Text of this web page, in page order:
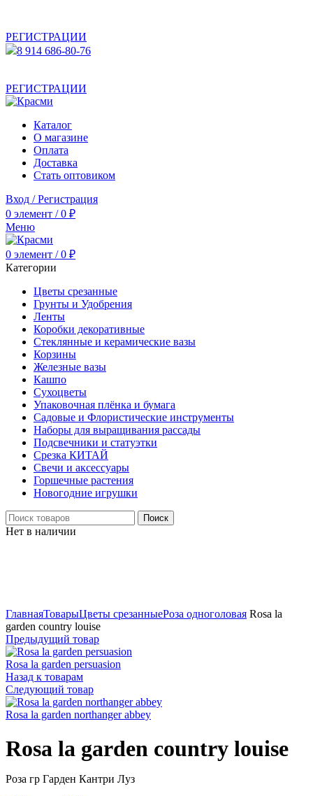
РЕГИСТРАЦИИ
8 914 686-80-76
РЕГИСТРАЦИИ
Каталог
О магазине
Оплата
Доставка
Стать оптовиком
Вход / Регистрация
0 элемент / 0 ₽
Меню
0 элемент / 0 ₽
Категории
Цветы срезанные
Грунты и Удобрения
Ленты
Коробки декоративные
Стеклянные и керамические вазы
Корзины
Железные вазы
Кашпо
Сухоцветы
Упаковочная плёнка и бумага
Садовые и Флористические инструменты
Наборы для выращивания рассады
Подсвечники и статуэтки
Срезка КИТАЙ
Свечи и аксессуары
Горшечные растения
Новогодние игрушки
Поиск
Нет в наличии
ГлавнаяТоварыЦветы срезанныеРоза одноголовая Rosa la
garden country louise
Предыдущий товар
Rosa la garden persuasion
Назад к товарам
Следующий товар
Rosa la garden northanger abbey
Rosa la garden country louise
Роза гр Гарден Кантри Луз